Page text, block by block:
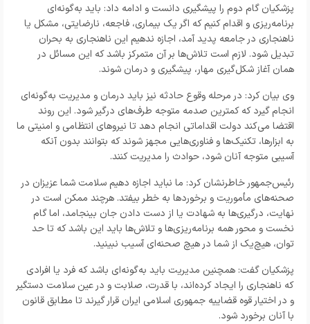
پزشکیان گام دوم را پیشگیری دانست و ادامه داد: باید به‌گونه‌ای
برنامه‌ریزی و اقدام کنیم که اگر یک بیماری، فاجعه، نارضایتی، مشکل یا
ناهنجاری‌ در جامعه پدید آمد، اجازه ندهیم این ناهنجاری به بحران
تبدیل شود. لازم است تلاش‌ها بر آن متمرکز باشد که این مسائل در
همان آغاز شکل‌گیری مهار، پیشگیری و درمان شوند.
وی بیان کرد: در مرحله وقوع حادثه نیز باید درمان و مدیریت به‌گونه‌ای
انجام گیرد که کمترین صدمه متوجه طرف‌های درگیر شود. این روند
اقتضا می‌کند دولت اقداماتی انجام دهد تا نیروهای انتظامی و امنیتی ما
به ابزارها، تکنیک‌ها و فناوری‌هایی مجهز شوند که بتوانند بدون آنکه
آسیبی متوجه آنان شود، حوادث را مدیریت کنند.
رئیس‌جمهور خاطرنشان کرد: ما نباید اجازه دهیم سلامت شما عزیزان در
صحنه‌های مأموریت و برخوردها به خطر بیفتد. هرچند ممکن است در
نهایت، درگیری‌ها به شهادت یا از دست دادن جان بینجامد، اما گام
نخست و محور همه برنامه‌ریزی‌ها و تلاش‌ها باید این باشد که تا حد
توان، هیچ‌یک از شما در هیچ صحنه‌ای آسیب نبینید.
پزشکیان گفت: همچنین مدیریت باید به‌گونه‌ای باشد که فرد یا افرادی
که ناهنجاری را ایجاد کرده‌اند، با قدرت، صلابت و در عین سلامت دستگیر
و در اختیار قوه قضاییه جمهوری اسلامی ایران قرار گیرند تا مطابق قانون
با آنان برخورد شود.